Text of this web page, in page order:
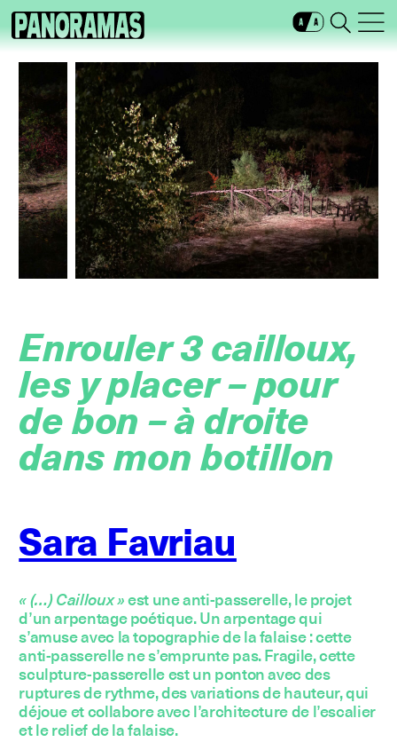
…
Enrouler 3 cailloux,
les y placer – pour
de bon – à droite
dans mon botillon
Sara Favriau
« (…) Cailloux »est une anti-passerelle, le projet
d’un arpentage poétique. Un arpentage qui
s’amuse avec la topographie de la falaise : cette
anti-passerelle ne s’emprunte pas. Fragile, cette
sculpture-passerelle est un ponton avec des
ruptures de rythme, des variations de hauteur, qui
déjoue et collabore avec l’architecture de l’escalier
et le relief de la falaise.